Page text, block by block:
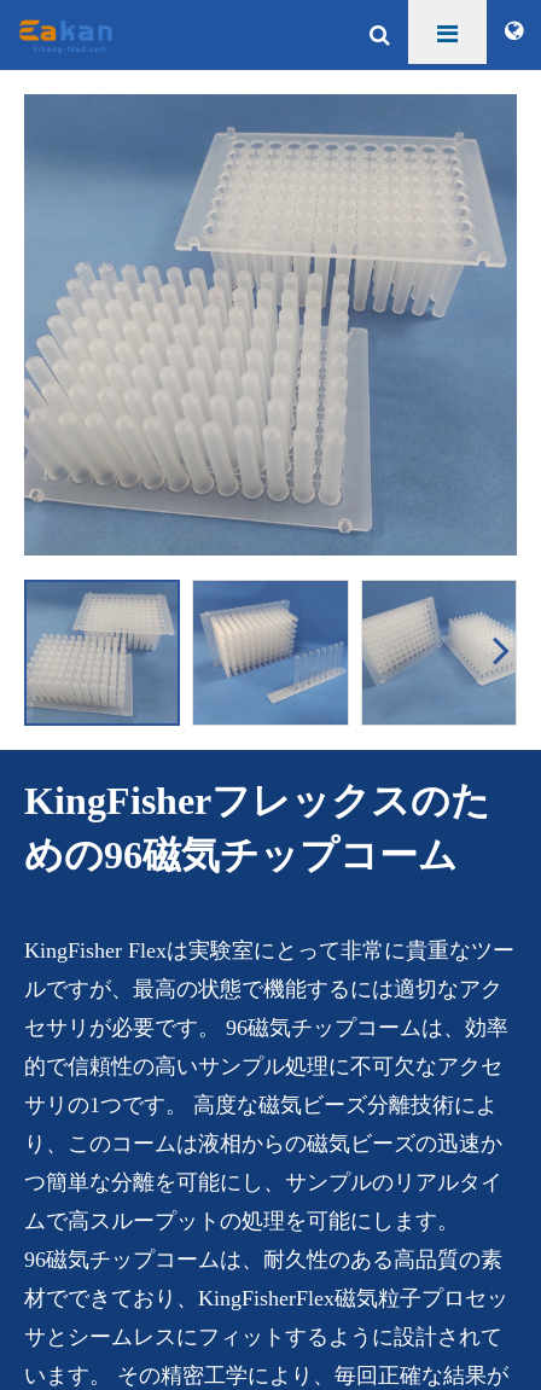
KingFisherフレックスのた
めの96磁気チップコーム
KingFisher Flexは実験室にとって非常に貴重なツー
ルですが、最高の状態で機能するには適切なアク
セサリが必要です。 96磁気チップコームは、効率
的で信頼性の高いサンプル処理に不可欠なアクセ
サリの1つです。 高度な磁気ビーズ分離技術によ
り、このコームは液相からの磁気ビーズの迅速か
つ簡単な分離を可能にし、サンプルのリアルタイ
ムで高スループットの処理を可能にします。
96磁気チップコームは、耐久性のある高品質の素
材でできており、KingFisherFlex磁気粒子プロセッ
サとシームレスにフィットするように設計されて
います。 その精密工学により、毎回正確な結果が